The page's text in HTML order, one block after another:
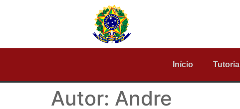
Início Tutorial
Autor: Andre